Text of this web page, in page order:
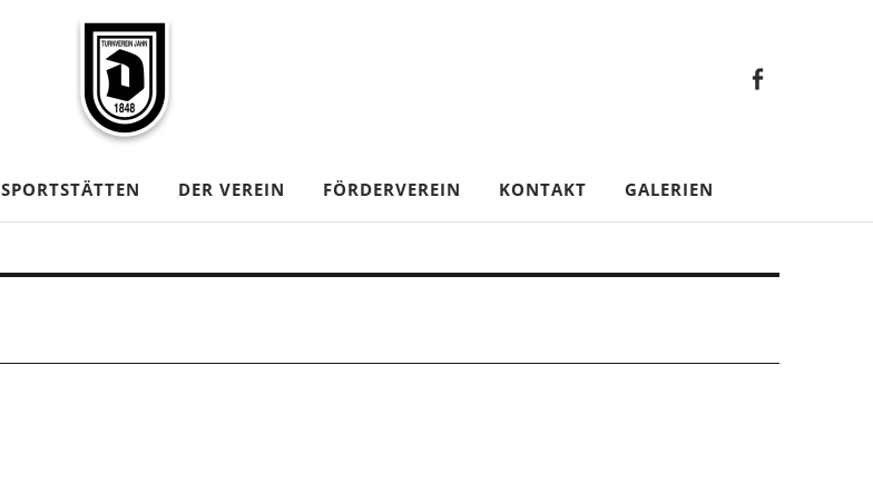
SPORTSTÄTTEN DER VEREIN FÖRDERVEREIN KONTAKT GALERIEN